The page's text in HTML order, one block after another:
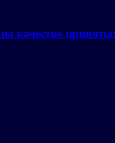
качество